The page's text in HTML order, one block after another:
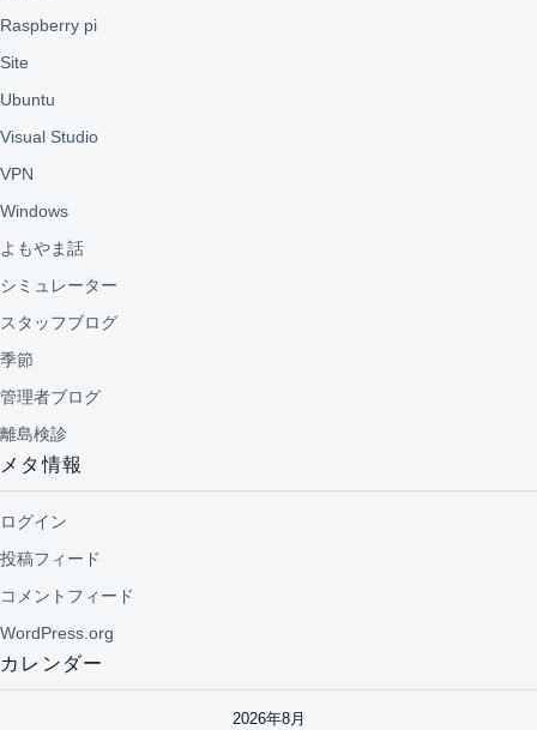
Raspberry pi
Site
Ubuntu
Visual Studio
VPN
Windows
よもやま話
シミュレーター
スタッフブログ
季節
管理者ブログ
離島検診
メタ情報
ログイン
投稿フィード
コメントフィード
WordPress.org
カレンダー
2026年8月